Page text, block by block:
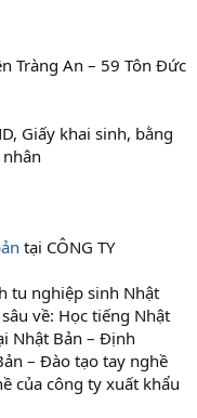
Tràng An – 59 Tôn Đức
Giấy khai sinh, bằng
tại CÔNG TY
tu nghiệp sinh Nhật
về: Học tiếng Nhật
Nhật Bản – Định
– Đào tạo tay nghề
của công ty xuất khẩu